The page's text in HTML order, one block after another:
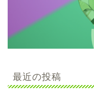
最近の投稿